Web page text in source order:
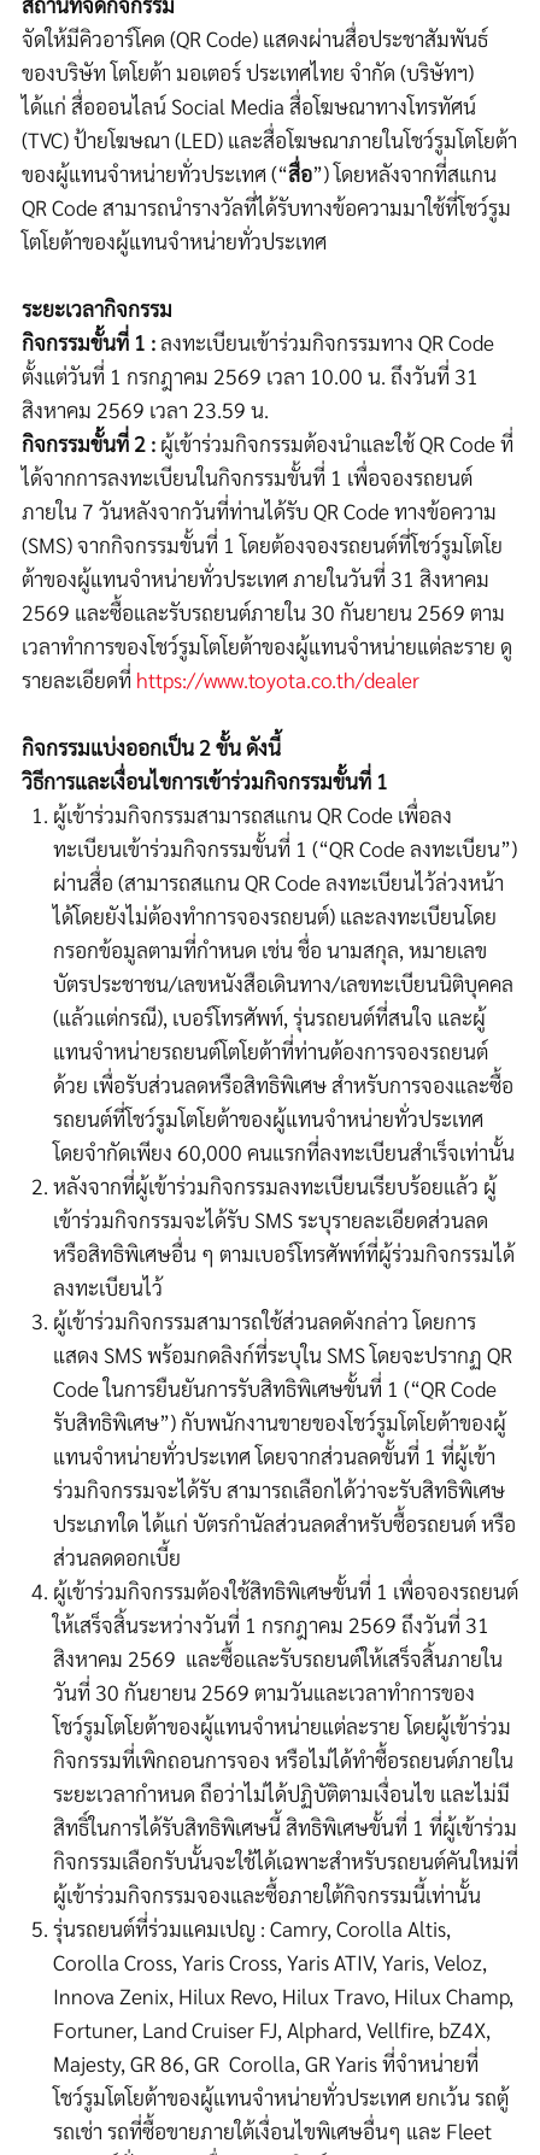
จัดให้มีคิวอาร์โคด (QR Code)แสดงผ่านสื่อประชาสัมพันธ์
ของบริษัท โตโยต้า มอเตอร์ ประเทศไทย จำกัด (บริษัทฯ)
ได้แก่ สื่อออนไลน์Social Media สื่อโฆษณาทางโทรทัศน์
(TVC)ป้ายโฆษณา (LED) และสื่อโฆษณาภายในโชว์รูมโตโยต้า
ของผู้แทนจำหน่ายทั่วประเทศ (“สื่อ”) โดยหลังจากที่สแกน
QR Codeสามารถนำรางวัลที่ได้รับทางข้อความมาใช้ที่โชว์รูม
โตโยต้าของผู้แทนจำหน่ายทั่วประเทศ
ระยะเวลากิจกรรม
กิจกรรมขั้นที่ 1 :ลงทะเบียนเข้าร่วมกิจกรรมทาง QR Code
ตั้งแต่วันที่ 1 กรกฎาคม 2569 เวลา 10.00 น. ถึงวันที่ 31
สิงหาคม 2569 เวลา 23.59 น.
กิจกรรมขั้นที่ 2 :ผู้เข้าร่วมกิจกรรมต้องนำและใช้QR Codeที่
ได้จากการลงทะเบียนในกิจกรรมขั้นที่ 1 เพื่อจองรถยนต์
ภายใน 7 วันหลังจากวันที่ท่านได้รับ QR Codeทางข้อความ
(SMS)จากกิจกรรมขั้นที่ 1 โดยต้องจองรถยนต์ที่โชว์รูมโตโย
ต้าของผู้แทนจำหน่ายทั่วประเทศ ภายในวันที่ 31 สิงหาคม
2569 และซื้อและรับรถยนต์ภายใน 30 กันยายน 2569 ตาม
เวลาทำการของโชว์รูมโตโยต้าของผู้แทนจำหน่ายแต่ละราย ดู
รายละเอียดที่ https://www.toyota.co.th/dealer
กิจกรรมแบ่งออกเป็น 2ขั้น ดังนี้
วิธีการและเงื่อนไขการเข้าร่วมกิจกรรมขั้นที่ 1
ผู้เข้าร่วมกิจกรรมสามารถสแกน QR Code เพื่อลง
ทะเบียนเข้าร่วมกิจกรรมขั้นที่ 1 (“QR Codeลงทะเบียน”)
ผ่านสื่อ (สามารถสแกน QR Codeลงทะเบียนไว้ล่วงหน้า
ได้โดยยังไม่ต้องทำการจองรถยนต์) และลงทะเบียนโดย
กรอกข้อมูลตามที่กำหนด เช่น ชื่อ นามสกุล, หมายเลข
บัตรประชาชน/เลขหนังสือเดินทาง/เลขทะเบียนนิติบุคคล
(แล้วแต่กรณี), เบอร์โทรศัพท์, รุ่นรถยนต์ที่สนใจ และผู้
แทนจำหน่ายรถยนต์โตโยต้าที่ท่านต้องการจองรถยนต์
ด้วย เพื่อรับส่วนลดหรือสิทธิพิเศษ สำหรับการจองและซื้อ
รถยนต์ที่โชว์รูมโตโยต้าของผู้แทนจำหน่ายทั่วประเทศ
โดยจำกัดเพียง 60,000 คนแรกที่ลงทะเบียนสำเร็จเท่านั้น
หลังจากที่ผู้เข้าร่วมกิจกรรมลงทะเบียนเรียบร้อยแล้ว ผู้
เข้าร่วมกิจกรรมจะได้รับ SMSระบุรายละเอียดส่วนลด
หรือสิทธิพิเศษอื่น ๆ ตามเบอร์โทรศัพท์ที่ผู้ร่วมกิจกรรมได้
ลงทะเบียนไว้
ผู้เข้าร่วมกิจกรรมสามารถใช้ส่วนลดดังกล่าว โดยการ
แสดง SMSพร้อมกดลิงก์ที่ระบุใน SMSโดยจะปรากฏ QR
Codeในการยืนยันการรับสิทธิพิเศษขั้นที่ 1 (“QR Code
รับสิทธิพิเศษ”) กับพนักงานขายของโชว์รูมโตโยต้าของผู้
แทนจำหน่ายทั่วประเทศ โดยจากส่วนลดขั้นที่ 1 ที่ผู้เข้า
ร่วมกิจกรรมจะได้รับ สามารถเลือกได้ว่าจะรับสิทธิพิเศษ
ประเภทใด ได้แก่ บัตรกำนัลส่วนลดสำหรับซื้อรถยนต์ หรือ
ส่วนลดดอกเบี้ย
ผู้เข้าร่วมกิจกรรมต้องใช้สิทธิพิเศษขั้นที่ 1 เพื่อจองรถยนต์
ให้เสร็จสิ้นระหว่างวันที่ 1 กรกฎาคม 2569 ถึงวันที่ 31
สิงหาคม 2569 และซื้อและรับรถยนต์ให้เสร็จสิ้นภายใน
วันที่ 30 กันยายน 2569 ตามวันและเวลาทำการของ
โชว์รูมโตโยต้าของผู้แทนจำหน่ายแต่ละราย โดยผู้เข้าร่วม
กิจกรรมที่เพิกถอนการจอง หรือไม่ได้ทำซื้อรถยนต์ภายใน
ระยะเวลากำหนด ถือว่าไม่ได้ปฏิบัติตามเงื่อนไข และไม่มี
สิทธิ์ในการได้รับสิทธิพิเศษนี้ สิทธิพิเศษขั้นที่ 1 ที่ผู้เข้าร่วม
กิจกรรมเลือกรับนั้นจะใช้ได้เฉพาะสำหรับรถยนต์คันใหม่ที่
ผู้เข้าร่วมกิจกรรมจองและซื้อภายใต้กิจกรรมนี้เท่านั้น
รุ่นรถยนต์ที่ร่วมแคมเปญ : Camry, Corolla Altis,
Corolla Cross, Yaris Cross, Yaris ATIV, Yaris, Veloz,
Innova Zenix, Hilux Revo, Hilux Travo, Hilux Champ,
Fortuner, Land Cruiser FJ, Alphard, Vellfire, bZ4X,
Majesty, GR 86, GR Corolla, GR Yarisที่จำหน่ายที่
โชว์รูมโตโยต้าของผู้แทนจำหน่ายทั่วประเทศ ยกเว้น รถตู้
รถเช่า รถที่ซื้อขายภายใต้เงื่อนไขพิเศษอื่นๆ และ Fleet